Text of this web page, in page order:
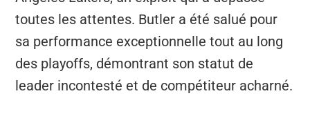
toutes les attentes. Butler a été salué pour
sa performance exceptionnelle tout au long
des playoffs, démontrant son statut de
leader incontesté et de compétiteur acharné.